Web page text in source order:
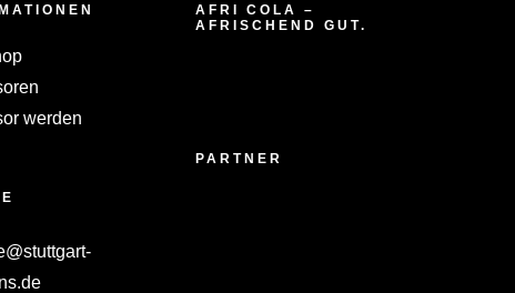
werden
AFRI COLA –
AFRISCHEND GUT.
PARTNER